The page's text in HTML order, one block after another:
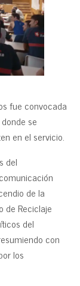
fue convocada
se
en el servicio.
del
de la
de Reciclaje
del
con
los